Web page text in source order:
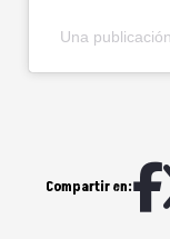
Una
Compartir en: